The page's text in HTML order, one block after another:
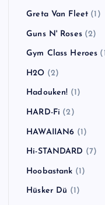
Greta Van Fleet (1)
Guns N' Roses(2)
Gym Class Heroes
H2O (2)
Hadouken! (1)
HARD-Fi (2)
HAWAIIAN6 (1)
Hi-STANDARD (7)
Hoobastank (1)
Hüsker Dü (1)